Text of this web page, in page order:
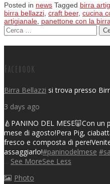
Posted in news Tagged birra
birra bellazzi craft beer, cucina
artigianale panettone con la birra
Ricerca per:
Facebook
Birra Bellazzi si trova presso
3 days ago
🍐PANINO DEL MESE🐷Con un
mese di agosto!Pera Pig,
fresco e composta di pere!
assaggiarlo!#paninodelmese
See MoreSee Less
Photo